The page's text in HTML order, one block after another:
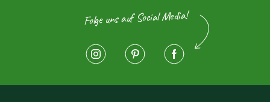
Folge uns auf Social Media!